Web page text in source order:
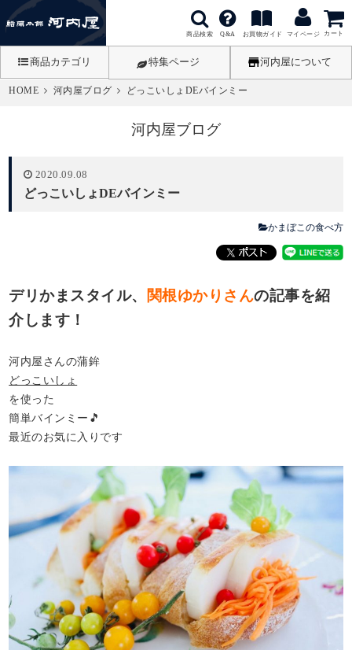
商品検索 Q&A お買物ガイド マイページ カート
商品カテゴリ 特集ページ 河内屋について
HOME 河内屋ブログ どっこいしょDEバインミー
河内屋ブログ
2020.09.08
どっこいしょDEバインミー
かまぼこの食べ方
デリかまスタイル、 関根ゆかりさんの記事を紹
介します！
河内屋さんの蒲鉾
どっこいしょ
を使った
簡単バインミー🎵
最近のお気に入りです